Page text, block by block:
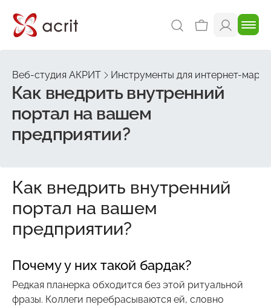
Веб-студия АКРИТ Инструменты для интернет-
Как внедрить внутренний
портал на вашем
предприятии?
Как внедрить внутренний
портал на вашем
предприятии?
Почему у них такой бардак?
Редкая планерка обходится без этой ритуальной
фразы. Коллеги перебрасываются ей, словно